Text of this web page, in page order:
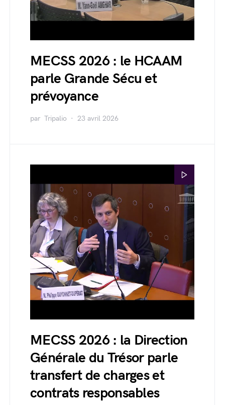
MECSS 2026 : le HCAAM
parle Grande Sécu et
prévoyance
par Tripalio 23 avril 2026
MECSS 2026 : la Direction
Générale du Trésor parle
transfert de charges et
contrats responsables